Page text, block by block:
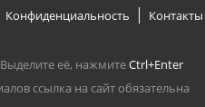
Конфиденциальность Контакты
её, нажмитеCtrl+Enter
ссылка на сайт обязательна